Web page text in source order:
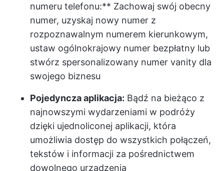
numeru telefonu:** Zachowaj swój obecny
numer, uzyskaj nowy numer z
rozpoznawalnym numerem kierunkowym,
ustaw ogólnokrajowy numer bezpłatny lub
stwórz spersonalizowany numer vanity dla
swojego biznesu
Pojedyncza aplikacja: Bądź na bieżąco z
najnowszymi wydarzeniami w podróży
dzięki ujednoliconej aplikacji, która
umożliwia dostęp do wszystkich połączeń,
tekstów i informacji za pośrednictwem
dowolnego urządzenia